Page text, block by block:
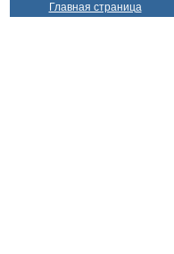
Главная страница